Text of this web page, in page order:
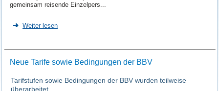
gemeinsam reisende Einzelpers...
Weiter lesen
Neue Tarife sowie Bedingungen der BBV
Tarifstufen sowie Bedingungen der BBV wurden teilweise
überarbeitet